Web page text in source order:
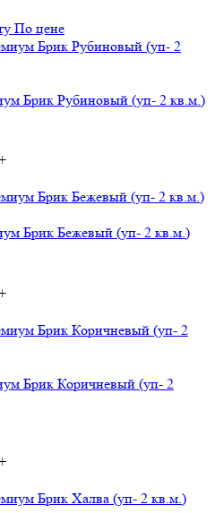
По цене
Брик Рубиновый (уп- 2 кв.м.)
Брик Бежевый (уп- 2 кв.м.)
Брик Коричневый (уп- 2